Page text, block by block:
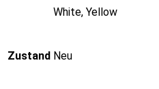
White, Yellow
Zustand Neu